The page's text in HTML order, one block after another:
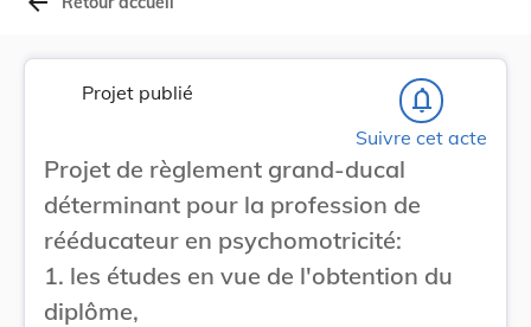
Projet publié notifications_none
Suivre cet acte
Projet de règlement grand-ducal
déterminant pour la profession de
rééducateur en psychomotricité:
1. les études en vue de l'obtention du
diplôme,